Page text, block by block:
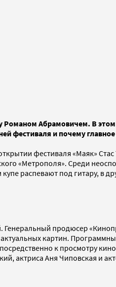
Романом Абрамовичем. В этом
фестиваля и почему главное
фестиваля «Маяк»
«Метрополя». Среди
распевают под гитару, в
Генеральный продюсер
картин.
к просмотру
актриса Аня Чиповская и